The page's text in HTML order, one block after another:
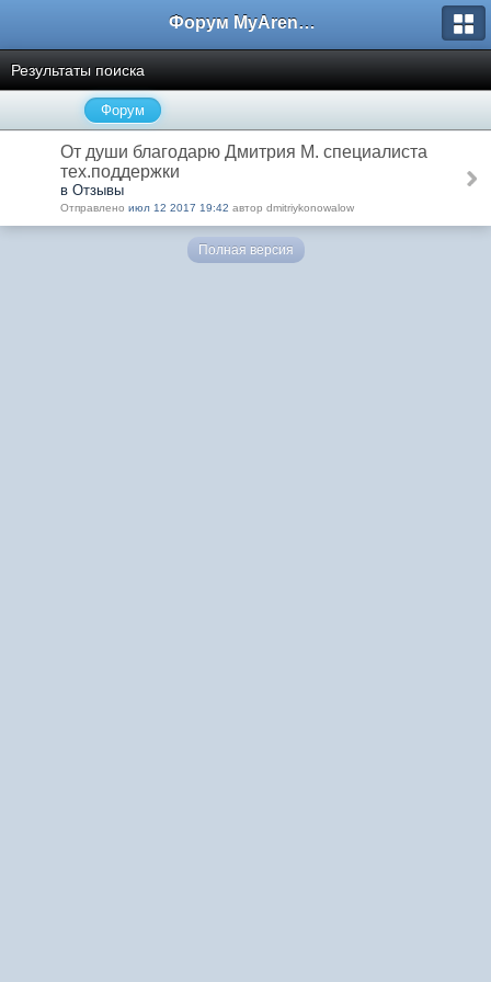
Форум MyArena.ru
Результаты поиска
Форум
От души благодарю Дмитрия М. специалиста
тех.поддержки
в Отзывы
Отправлено июл 12 2017 19:42 автор dmitriykonowalow
Полная версия